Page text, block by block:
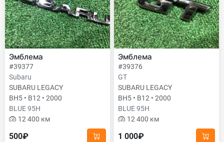
Эмблема
#39377
Subaru
SUBARU LEGACY
BH5 • B12 • 2000
BLUE 95H
12 400 км
500₽
Эмблема
#39376
GT
SUBARU LEGACY
BH5 • B12 • 2000
BLUE 95H
12 400 км
1 000₽